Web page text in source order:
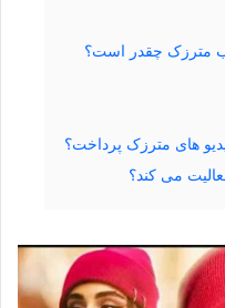
مترزک چقدر است؟
های مترزک پرداخت؟
می کند؟